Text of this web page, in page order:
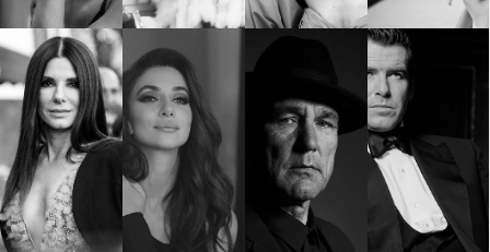
Ако нашият сайт ви харесва, можете да се абонирате за
седмичния ни нюзлетър тук:
© 2026, HighViewArt | Всички права запазени